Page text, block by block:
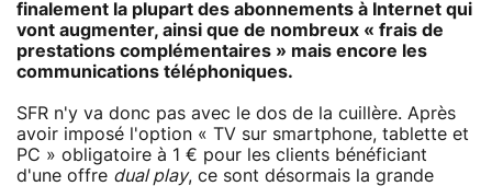
finalement la plupart des abonnements à Internet qui
vont augmenter, ainsi que de nombreux « frais de
prestations complémentaires » mais encore les
communications téléphoniques.
SFR n'y va donc pas avec le dos de la cuillère. Après
avoir imposé l'option « TV sur smartphone, tablette et
PC » obligatoire à 1 € pour les clients bénéficiant
d'une offre dual play, ce sont désormais la grande